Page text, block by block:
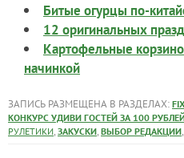
Битые огурцы по-
12 оригинальных
Картофельные
начинкой
ЗАПИСЬ РАЗМЕЩЕНА В РАЗДЕЛАХ:
КОНКУРС УДИВИ ГОСТЕЙ ЗА 100
РУЛЕТИКИ, ЗАКУСКИ, ВЫБОР РЕДАКЦИИ,